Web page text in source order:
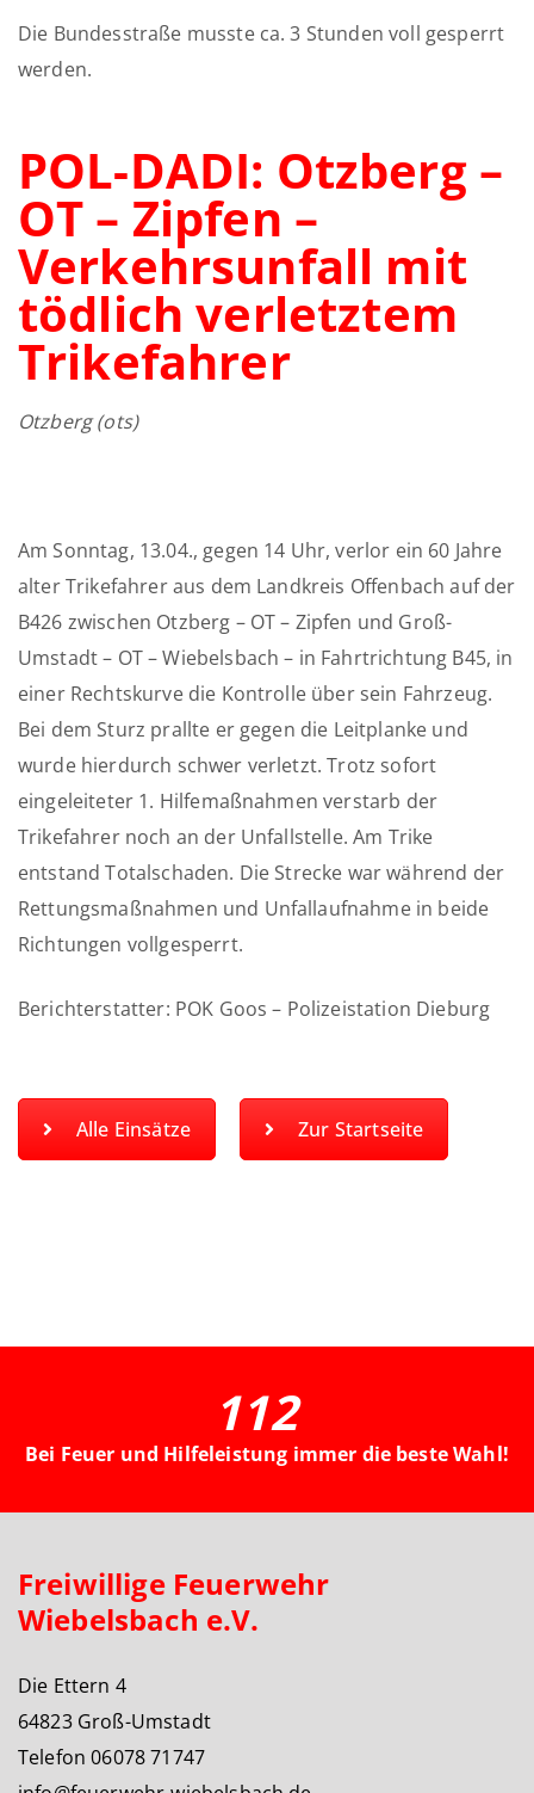
Die Bundesstraße musste ca. 3 Stunden voll gesperrt
werden.
POL-DADI: Otzberg –
OT – Zipfen –
Verkehrsunfall mit
tödlich verletztem
Trikefahrer
Otzberg(ots)
Am Sonntag, 13.04., gegen 14 Uhr, verlor ein 60 Jahre
alter Trikefahrer aus dem Landkreis Offenbach auf der
B426 zwischen Otzberg – OT – Zipfen und Groß-
Umstadt – OT – Wiebelsbach – in Fahrtrichtung B45, in
einer Rechtskurve die Kontrolle über sein Fahrzeug.
Bei dem Sturz prallte er gegen die Leitplanke und
wurde hierdurch schwer verletzt. Trotz sofort
eingeleiteter 1. Hilfemaßnahmen verstarb der
Trikefahrer noch an der Unfallstelle. Am Trike
entstand Totalschaden. Die Strecke war während der
Rettungsmaßnahmen und Unfallaufnahme in beide
Richtungen vollgesperrt.
Berichterstatter: POK Goos – Polizeistation Dieburg
Alle Einsätze Zur Startseite
112
Bei Feuer und Hilfeleistung immer die beste Wahl!
Freiwillige Feuerwehr
Wiebelsbach e.V.
Die Ettern 4
64823 Groß-Umstadt
Telefon 06078 71747